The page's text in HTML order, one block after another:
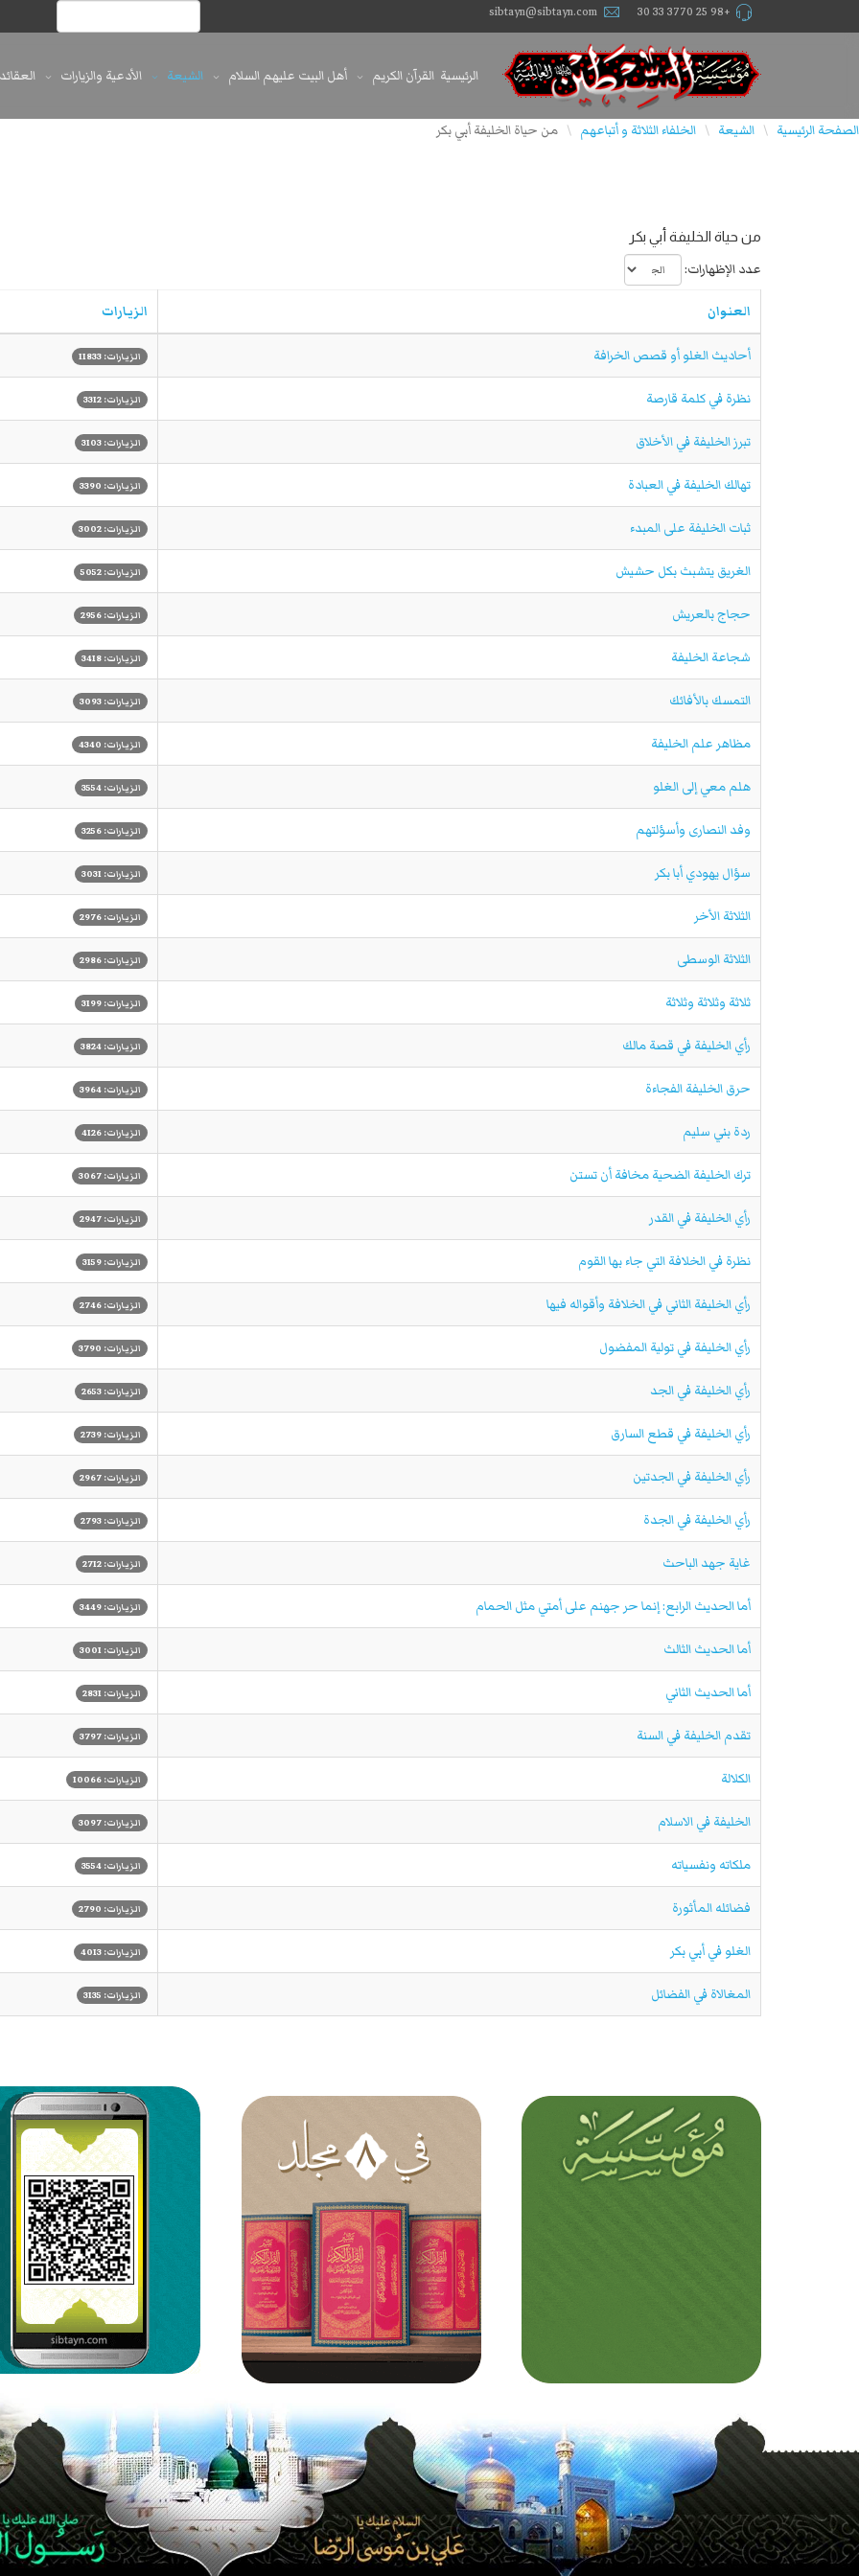
+98 25 3770 33 30
sibtayn@sibtayn.com
الرئيسية القرآن الكريم أهل البيت عليهم السلام الشيعة الأدعية والزيارات العقائد
الصفحة الرئيسية \ الشيعة \ الخلفاء الثلاثة و أتباعهم \ من حياة الخليفة أبي بكر
من حياة الخليفة أبي بكر
عدد الإظهارات:
العنوان الزيارات
أحاديث الغلو أو قصص الخرافة الزيارات: 11833
نظرة في كلمة قارصة الزيارات: 3312
تبرز الخليفة في الأخلاق الزيارات: 3103
تهالك الخليفة في العبادة الزيارات: 3390
ثبات الخليفة على المبدء الزيارات: 3002
الغريق يتشبث بكل حشيش الزيارات: 5052
حجاج بالعريش الزيارات: 2956
شجاعة الخليفة الزيارات: 3418
التمسك بالأفائك الزيارات: 3093
مظاهر علم الخليفة الزيارات: 4340
هلم معي إلى الغلو الزيارات: 3554
وفد النصارى وأسؤلتهم الزيارات: 3256
سؤال يهودي أبا بكر الزيارات: 3031
الثلاثة الأخر الزيارات: 2976
الثلاثة الوسطى الزيارات: 2986
ثلاثة وثلاثة وثلاثة الزيارات: 3199
رأي الخليفة في قصة مالك الزيارات: 3824
حرق الخليفة الفجاءة الزيارات: 3964
ردة بني سليم الزيارات: 4126
ترك الخليفة الضحية مخافة أن تستن الزيارات: 3067
رأي الخليفة في القدر الزيارات: 2947
نظرة في الخلافة التي جاء بها القوم الزيارات: 3159
رأي الخليفة الثاني في الخلافة وأقواله فيها الزيارات: 2746
رأي الخليفة في تولية المفضول الزيارات: 3790
رأي الخليفة في الجد الزيارات: 2653
رأي الخليفة في قطع السارق الزيارات: 2739
رأي الخليفة في الجدتين الزيارات: 2967
رأي الخليفة في الجدة الزيارات: 2793
غاية جهد الباحث الزيارات: 2712
أما الحديث الرابع: إنما حر جهنم على أمتي مثل الحمام الزيارات: 3449
أما الحديث الثالث الزيارات: 3001
أما الحديث الثاني الزيارات: 2831
تقدم الخليفة في السنة الزيارات: 3797
الكلالة الزيارات: 10066
الخليفة في الاسلام الزيارات: 3097
ملكاته ونفسياته الزيارات: 3554
فضائله المأثورة الزيارات: 2790
الغلو في أبي بكر الزيارات: 4013
المغالاة في الفضائل الزيارات: 3135